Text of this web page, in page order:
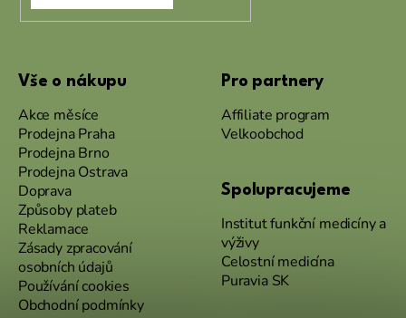
Vše o nákupu
Akce měsíce
Prodejna Praha
Prodejna Brno
Prodejna Ostrava
Doprava
Způsoby plateb
Reklamace
Zásady zpracování
osobních údajů
Používání cookies
Obchodní podmínky
Pro partnery
Affiliate program
Velkoobchod
Spolupracujeme
Institut funkční medicíny a
výživy
Celostní medicína
Puravia SK